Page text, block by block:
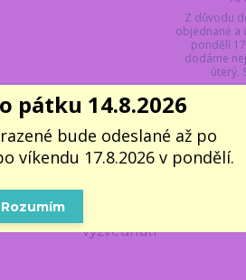
Z důvodu
objednané a
pondělí
dodáme
úterý.
📦
5000 VÝDEJNÍCH MÍST
vyzvednutí
pátku 14.8.2026
bude odeslané až po
víkendu 17.8.2026 v pondělí.
Rozumím